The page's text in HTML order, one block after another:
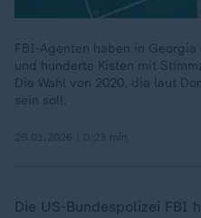
FBI-Agenten haben in
und hunderte Kisten mit
Die Wahl von 2020, die laut
sein soll.
Die US-Bundespolizei FBI